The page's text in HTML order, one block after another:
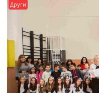
Други